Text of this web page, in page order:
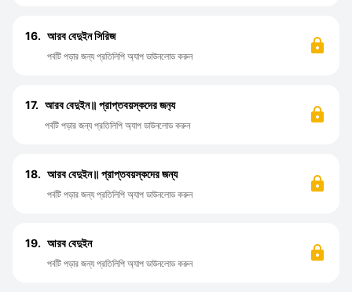
16. আরব বেদুইন সিরিজ
পর্বটি পড়ার জন্য প্রতিলিপি অ্যাপ ডাউনলোড করুন
17. আরব বেদুইন॥ প্রাপ্তবয়স্কদের জন‍্য
পর্বটি পড়ার জন্য প্রতিলিপি অ্যাপ ডাউনলোড করুন
18. আরব বেদুইন॥ প্রাপ্তবয়স্কদের জন্য
পর্বটি পড়ার জন্য প্রতিলিপি অ্যাপ ডাউনলোড করুন
19. আরব বেদুইন
পর্বটি পড়ার জন্য প্রতিলিপি অ্যাপ ডাউনলোড করুন